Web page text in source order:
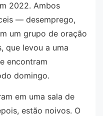
2022. Ambos
— desemprego,
um grupo de oração
que levou a uma
encontram
domingo.
em uma sala de
estão noivos. O